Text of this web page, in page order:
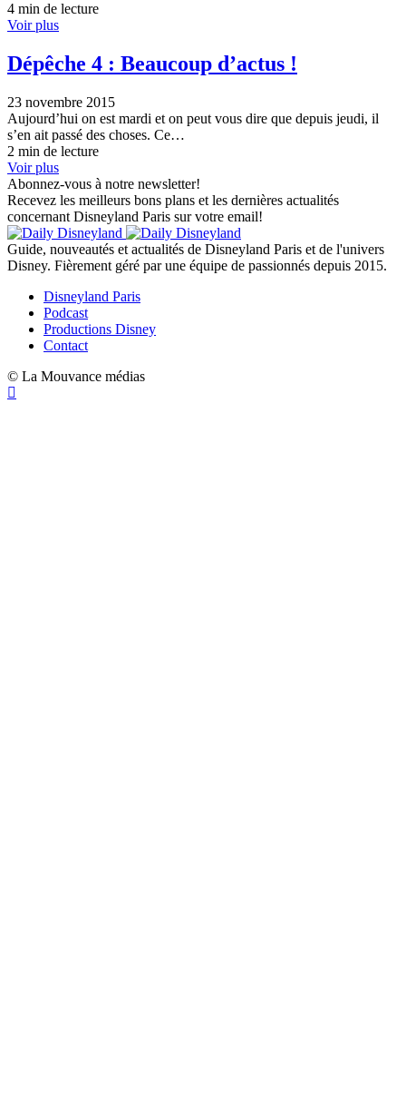
4 min de lecture
Voir plus
Dépêche 4 : Beaucoup d’actus !
23 novembre 2015
Aujourd’hui on est mardi et on peut vous dire que depuis jeudi, il
s’en ait passé des choses. Ce…
2 min de lecture
Voir plus
Abonnez-vous à notre newsletter!
Recevez les meilleurs bons plans et les dernières actualités
concernant Disneyland Paris sur votre email!
Guide, nouveautés et actualités de Disneyland Paris et de l'univers
Disney. Fièrement géré par une équipe de passionnés depuis 2015.
Disneyland Paris
Podcast
Productions Disney
Contact
© La Mouvance médias